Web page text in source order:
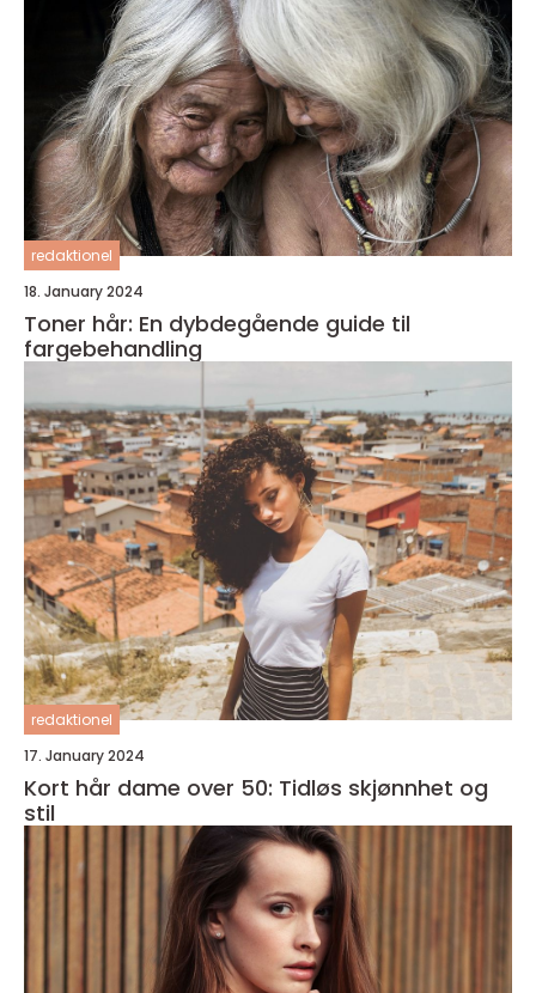
redaktionel
18. January 2024
Toner hår: En dybdegående guide til
fargebehandling
redaktionel
17. January 2024
Kort hår dame over 50: Tidløs skjønnhet og
stil